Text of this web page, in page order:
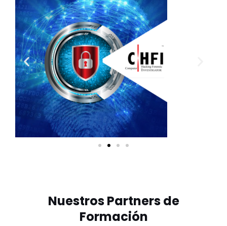
Nuestros Partners de
Formación